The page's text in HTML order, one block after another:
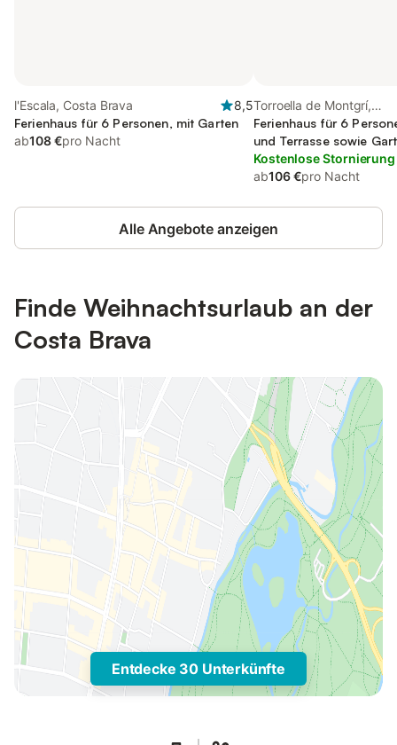
l'Escala, Costa Brava
8,5
Ferienhaus für 6 Personen, mit Garten
ab108 €pro Nacht
Torroella de Montgrí,
Niederampurien
Ferienhaus für 6
und Terrasse sowie
Kostenlose Stornierung
ab106 €pro Nacht
Alle Angebote anzeigen
Finde Weihnachtsurlaub an der
Costa Brava
Entdecke 30 Unterkünfte